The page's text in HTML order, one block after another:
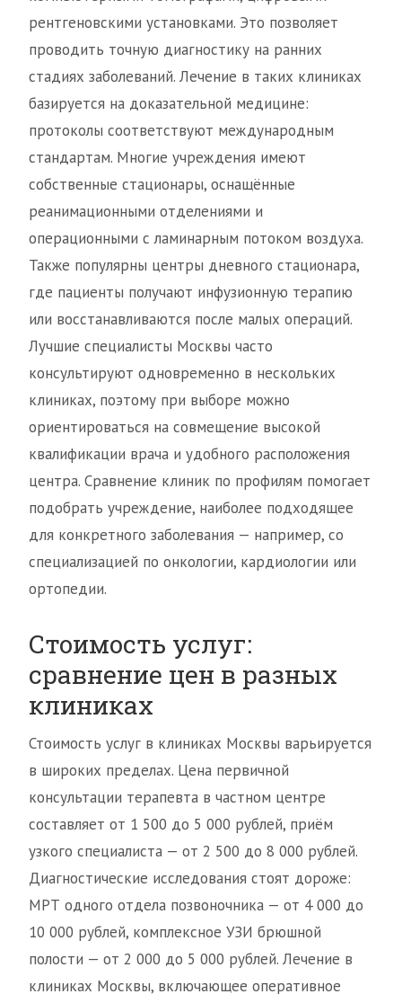
рентгеновскими установками. Это позволяет
проводить точную диагностику на ранних
стадиях заболеваний. Лечение в таких клиниках
базируется на доказательной медицине:
протоколы соответствуют международным
стандартам. Многие учреждения имеют
собственные стационары, оснащённые
реанимационными отделениями и
операционными с ламинарным потоком воздуха.
Также популярны центры дневного стационара,
где пациенты получают инфузионную терапию
или восстанавливаются после малых операций.
Лучшие специалисты Москвы часто
консультируют одновременно в нескольких
клиниках, поэтому при выборе можно
ориентироваться на совмещение высокой
квалификации врача и удобного расположения
центра. Сравнение клиник по профилям помогает
подобрать учреждение, наиболее подходящее
для конкретного заболевания — например, со
специализацией по онкологии, кардиологии или
ортопедии.
Стоимость услуг:
сравнение цен в разных
клиниках
Стоимость услуг в клиниках Москвы варьируется
в широких пределах. Цена первичной
консультации терапевта в частном центре
составляет от 1 500 до 5 000 рублей, приём
узкого специалиста — от 2 500 до 8 000 рублей.
Диагностические исследования стоят дороже:
МРТ одного отдела позвоночника — от 4 000 до
10 000 рублей, комплексное УЗИ брюшной
полости — от 2 000 до 5 000 рублей. Лечение в
клиниках Москвы, включающее оперативное